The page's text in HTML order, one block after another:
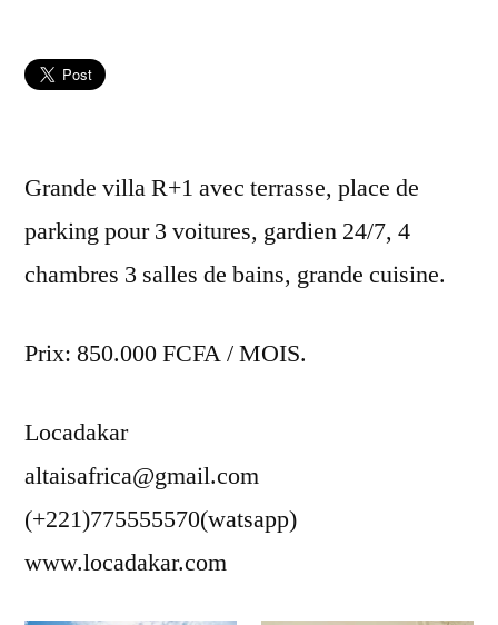
Grande villa R+1 avec terrasse, place de
parking pour 3 voitures, gardien 24/7, 4
chambres 3 salles de bains, grande cuisine.
Prix: 850.000 FCFA / MOIS.
Locadakar
altaisafrica@gmail.com
(+221)775555570(watsapp)
www.locadakar.com